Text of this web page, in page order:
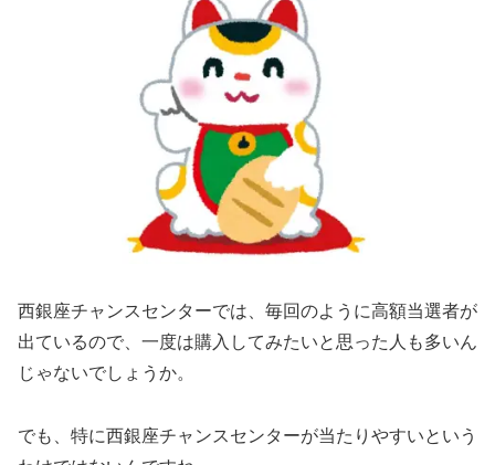
西銀座チャンスセンターでは、毎回のように高額当選者が
出ているので、一度は購入してみたいと思った人も多いん
じゃないでしょうか。
でも、特に西銀座チャンスセンターが当たりやすいという